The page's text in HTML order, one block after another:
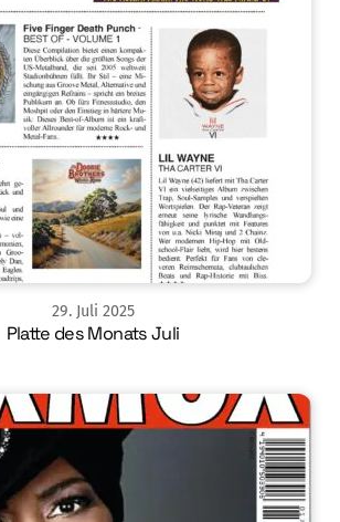
29. Juli 2025
Platte des Monats Juli